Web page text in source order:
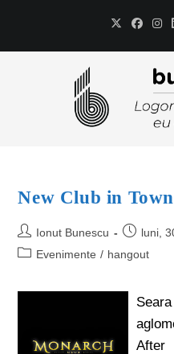
New Club in
Ionut Bunescu
luni,
Evenimente / hangout